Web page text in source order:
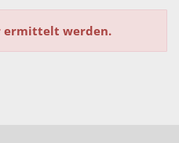
ermittelt werden.